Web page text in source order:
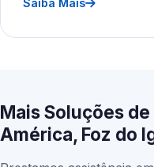
Saiba Mais
Mais Soluções
América, Foz do